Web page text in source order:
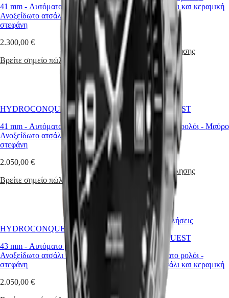
CHRONOGRAPH
LONGINES
SPIRIT
LONGINES
PILOT
FLYBACK
DOLCEVITA
LONGINES
DOLCEVITA
LONGINES
PRIMALUNA
CLASSIC
EVIDENZA
RECORD
ELEGANT
COLLECTION
GRANDE
CLASSIQUE
Heritage
LONGINES
LEGEND
ULTRA-
澳
門
特
别
政
湾
地
區
ไทย
Ευρώπη
Österreich
Denmark
France
Deutschland
Greece
Ελλάδα
41 mm - Αυτόματο ρολόι -
Ανοξείδωτο ατσάλι και κεραμική
στεφάνη
2.300,00 €
Βρείτε σημείο πώλησης
Ανοξείδωτο ατσάλι και κεραμική
στεφάνη
2.050,00 €
Βρείτε σημείο πώλησης
HYDROCONQUEST
41 mm - Αυτόματο ρολόι-
Ανοξείδωτο ατσάλι και κεραμική
στεφάνη
2.050,00 €
Βρείτε σημείο πώλησης
HYDROCONQUEST
43 mm - Αυτόματο ρολόι - Μαύρο
κεραμικό υλικό
4.750,00 €
Βρείτε σημείο πώλησης
HYDROCONQUEST
43 mm - Αυτόματο ρολόι
Ανοξείδωτο ατσάλι και κεραμική
στεφάνη
2.050,00 €
Κορυφαίο σε πωλήσεις
HYDROCONQUEST
43 mm
-Αυτόματο ρολόι -
Ανοξείδωτο ατσάλι και κεραμική
2.050,00 €